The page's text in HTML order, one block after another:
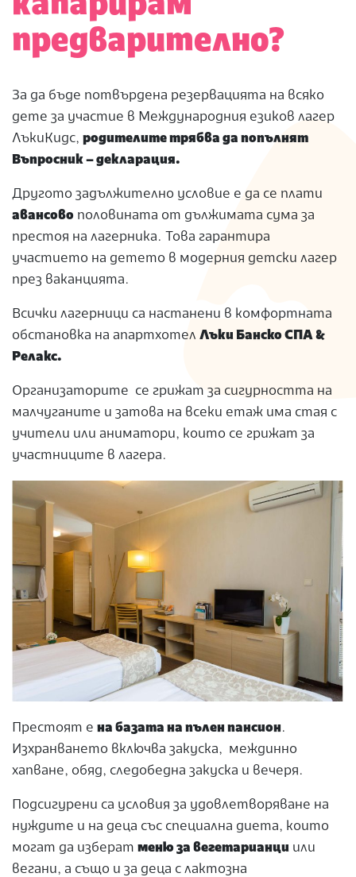
предварително?
За да бъде потвърдена резервацията на всяко
дете за участие в Международния езиков лагер
ЛъкиКидс, родителите трябва да попълнят
Въпросник – декларация.
Другото задължително условие е да се плати
авансово половината от дължимата сума за
престоя на лагерника. Това гарантира
участието на детето в модерния детски лагер
през ваканцията.
Всички лагерници са настанени в комфортната
обстановка на апартхотел Лъки Банско СПА &
Релакс.
Организаторите се грижат за сигурността на
малчуганите и затова на всеки етаж има стая с
учители или аниматори, които се грижат за
участниците в лагера.
Престоят е на базата на пълен пансион.
Изхранването включва закуска, междинно
хапване, обяд, следобедна закуска и вечеря.
Подсигурени са условия за удовлетворяване на
нуждите и на деца със специална диета, които
могат да изберат меню за вегетарианци или
вегани, а също и за деца с лактозна